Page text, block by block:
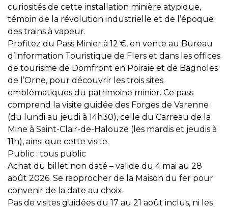
curiosités de cette installation minière atypique,
témoin de la révolution industrielle et de l’époque
des trains à vapeur.
Profitez du Pass Minier à 12 €, en vente au Bureau
d’Information Touristique de Flers et dans les offices
de tourisme de Domfront en Poiraie et de Bagnoles
de l’Orne, pour découvrir les trois sites
emblématiques du patrimoine minier. Ce pass
comprend la visite guidée des Forges de Varenne
(du lundi au jeudi à 14h30), celle du Carreau de la
Mine à Saint-Clair-de-Halouze (les mardis et jeudis à
11h), ainsi que cette visite.
Public : tous public
Achat du billet non daté – valide du 4 mai au 28
août 2026. Se rapprocher de la Maison du fer pour
convenir de la date au choix.
Pas de visites guidées du 17 au 21 août inclus, ni les